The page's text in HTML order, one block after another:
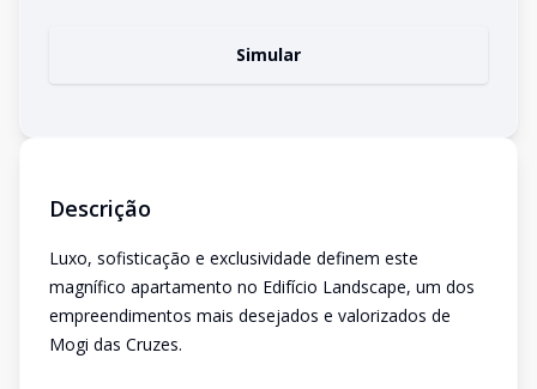
Simular
Descrição
Luxo, sofisticação e exclusividade definem este
magnífico apartamento no Edifício Landscape, um dos
empreendimentos mais desejados e valorizados de
Mogi das Cruzes.